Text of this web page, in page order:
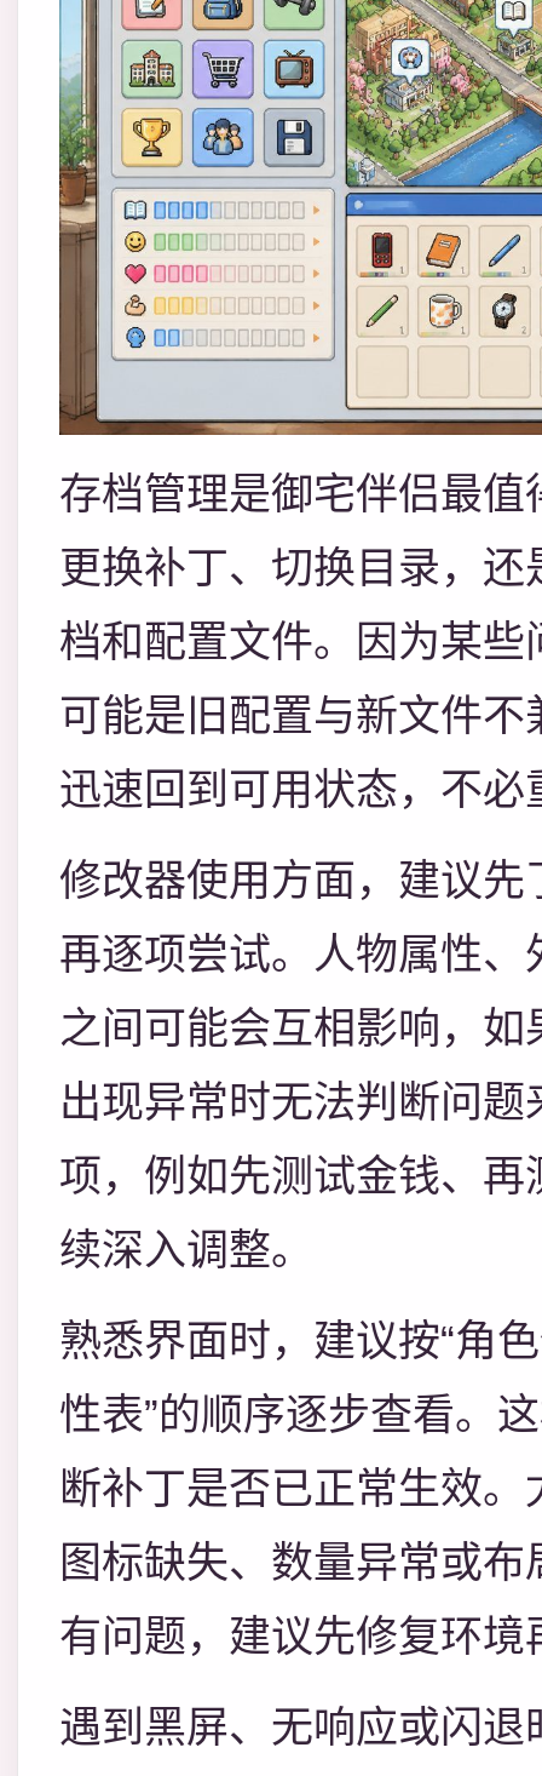
存档管理是御宅伴侣最
更换补丁、切换目录，
档和配置文件。因为某
可能是旧配置与新文件
迅速回到可用状态，不
修改器使用方面，建议
再逐项尝试。人物属性
之间可能会互相影响，
出现异常时无法判断问
项，例如先测试金钱、
续深入调整。
熟悉界面时，建议按“
性表”的顺序逐步查看。
断补丁是否已正常生效
图标缺失、数量异常或
有问题，建议先修复环境
遇到黑屏、无响应或闪